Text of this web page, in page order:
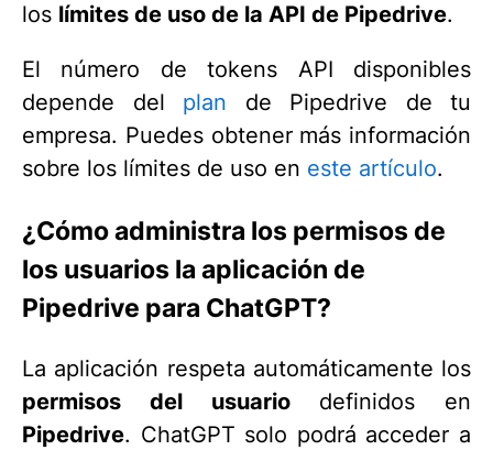
los límites de uso de la API de Pipedrive.
El número de tokens API disponibles
depende del plan de Pipedrive de tu
empresa. Puedes obtener más información
sobre los límites de uso en este artículo.
¿Cómo administra los permisos de
los usuarios la aplicación de
Pipedrive para ChatGPT?
La aplicación respeta automáticamente los
permisos del usuariodefinidos en
Pipedrive. ChatGPT solo podrá acceder a